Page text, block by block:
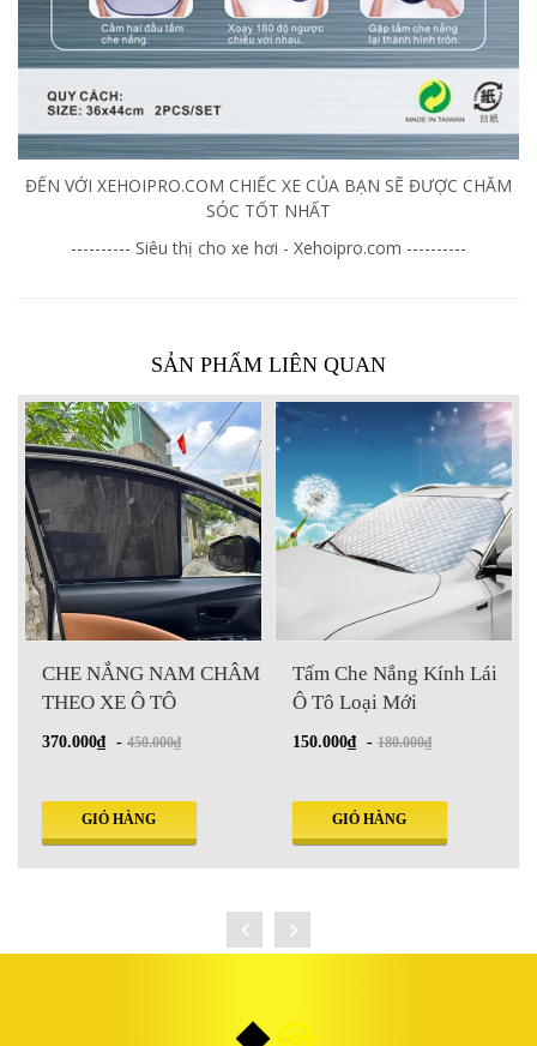
ĐẾN VỚI XEHOIPRO.COM CHIẾC XE CỦA BẠN SẼ ĐƯỢC CHĂM
SÓC TỐT NHẤT
---------- Siêu thị cho xe hơi - Xehoipro.com ----------
SẢN PHẨM LIÊN QUAN
Tấm Che Nắng Kính Lái
Ô Tô Loại Mới
150.000₫ -180.000₫
GIỎ HÀNG
Che Nắng Lên Xuống
Theo Kính Thông Minh
160.000₫ -190.000₫
CHỌN SẢN PHẨM